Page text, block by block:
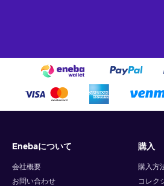
Enebaについて
会社概要
お問い合わせ
購入
購入方
コレク